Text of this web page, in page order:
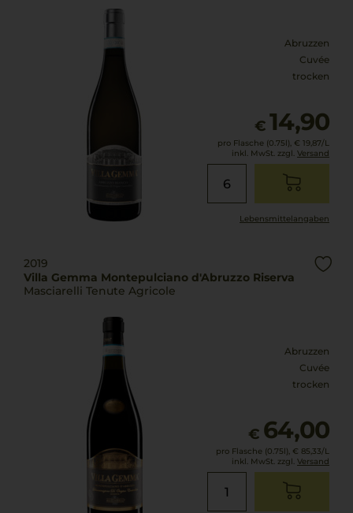
Abruzzen
Cuvée
trocken
€ 14,90
pro Flasche (0.75l), € 19,87/L
inkl. MwSt. zzgl. Versand
Lebensmittel­angaben
2019
Villa Gemma Montepulciano d'Abruzzo Riserva
Masciarelli Tenute Agricole
Abruzzen
Cuvée
trocken
€ 64,00
pro Flasche (0.75l), € 85,33/L
inkl. MwSt. zzgl. Versand